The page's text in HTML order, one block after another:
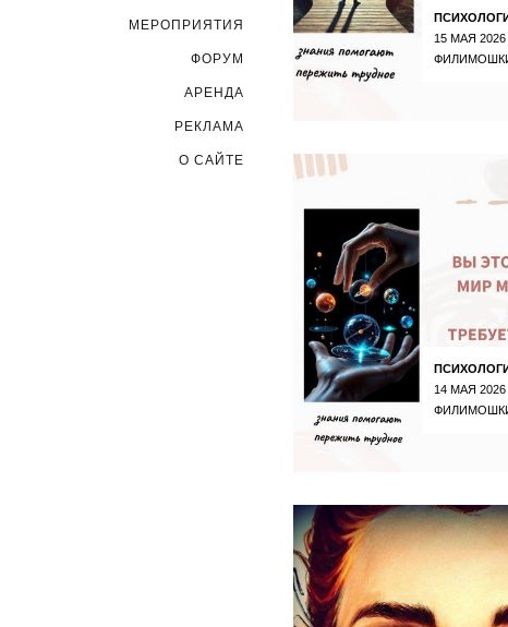
МЕРОПРИЯТИЯ
ФОРУМ
АРЕНДА
РЕКЛАМА
О САЙТЕ
15 МАЯ 2026
14 МАЯ 2026